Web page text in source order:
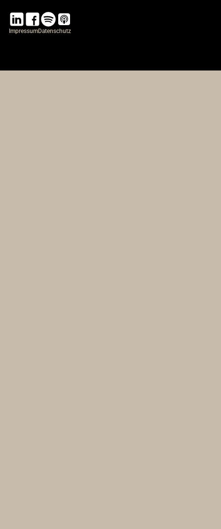
ImpressumDatenschutz